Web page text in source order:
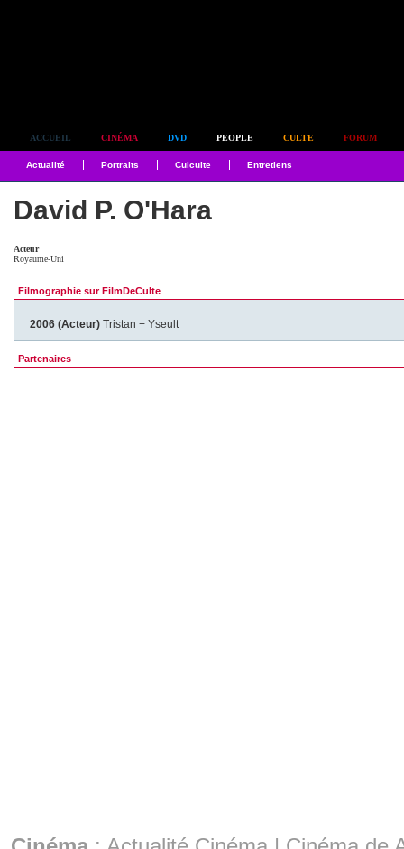
ACCUEIL CINÉMA DVD PEOPLE CULTE FORUM
Actualité Portraits Culculte Entretiens
David P. O'Hara
Acteur
Royaume-Uni
Filmographie sur FilmDeCulte
2006 (Acteur) Tristan + Yseult
Partenaires